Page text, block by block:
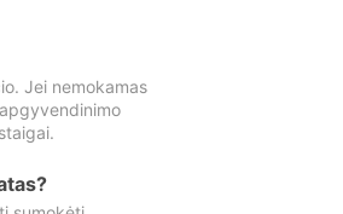
Jei nemokamas